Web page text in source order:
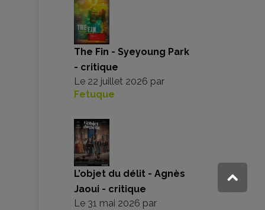
The Fin - Syeyoung Park
- critique
Le 22 juillet 2026 par
Fetuque
L’objet du délit - Agnès
Jaoui - critique
Le 31 mai 2026 par